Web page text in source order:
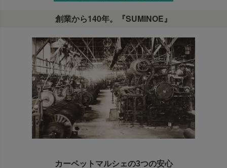
創業から140年。『SUMINOE』
カーペットマルシェの3つの安心